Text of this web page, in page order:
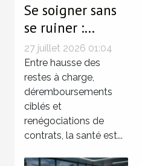
Se soigner sans
se ruiner :
stratégies
d’initiés pour
optimiser ses
garanties santé
27 juillet 2026 01:04
Entre hausse des
restes à charge,
déremboursements
ciblés et
renégociations de
contrats, la santé est...